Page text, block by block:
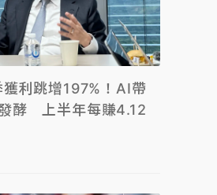
利跳增197%！AI帶
酵 上半年每賺4.12